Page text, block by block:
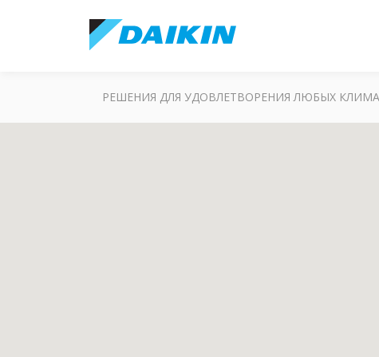
РЕШЕНИЯ ДЛЯ УДОВЛЕТВОРЕНИЯ ЛЮБЫХ